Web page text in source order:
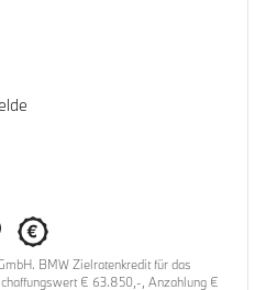
BMW Zielratenkredit für das
€ 63.850,-, Anzahlung €